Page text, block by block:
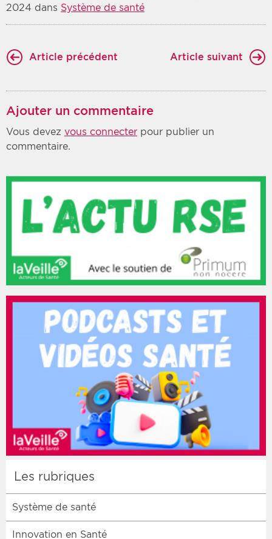
2024 dans Système de santé
Article précédent Article suivant
Ajouter un commentaire
Vous devez vous connecter pour publier un
commentaire.
Les rubriques
Système de santé
Innovation en Santé